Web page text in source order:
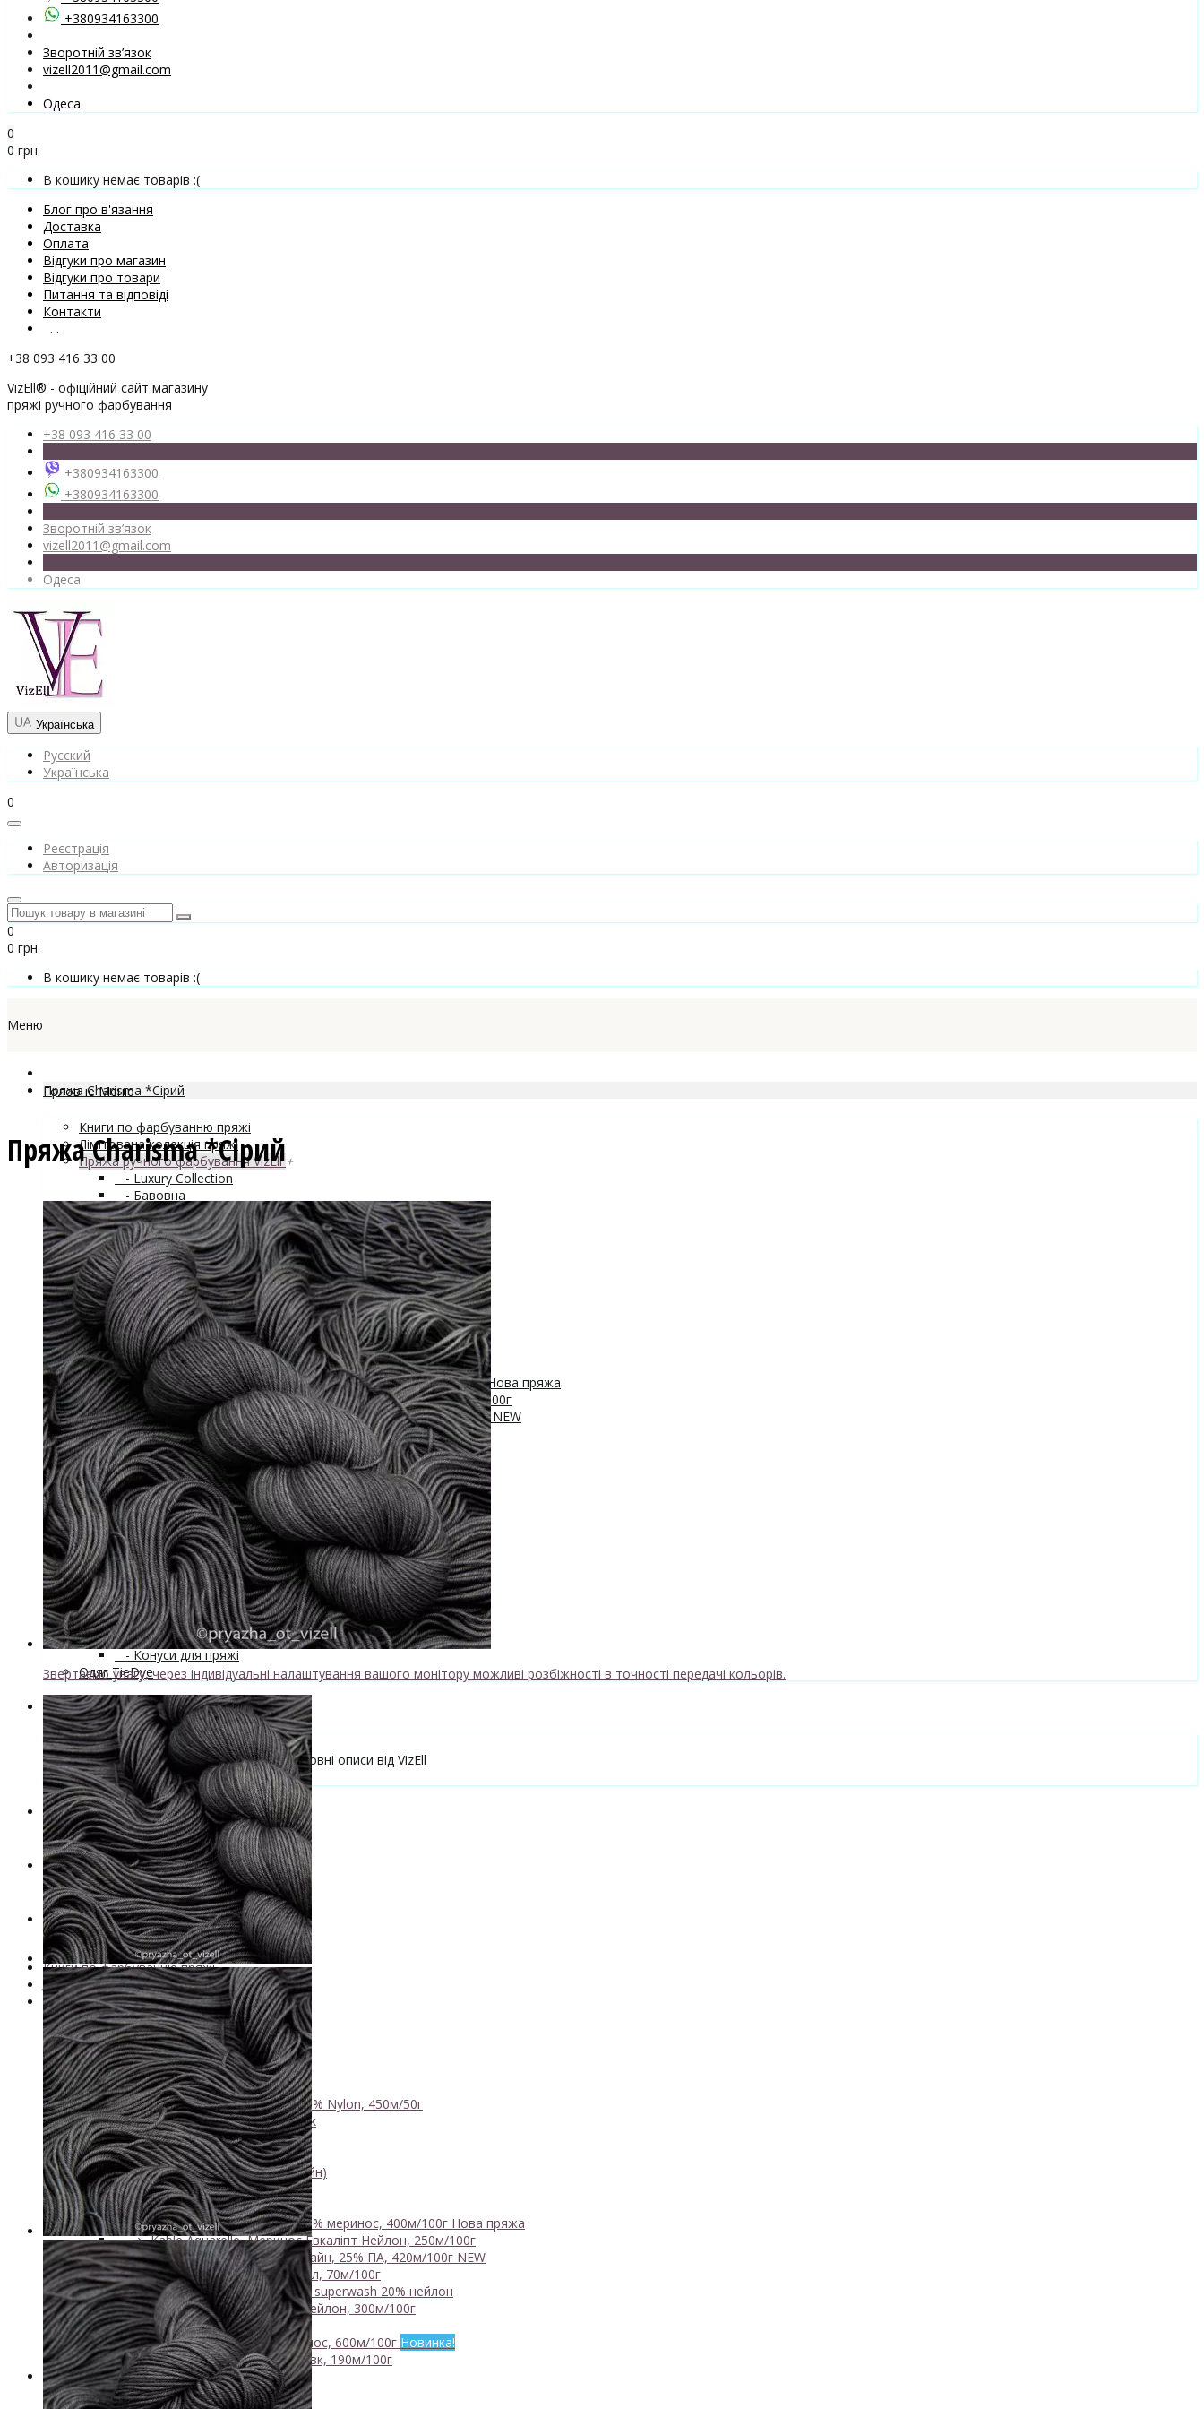
+380934163300
Зворотній зв’язок
vizell2011@gmail.com
Одеса
0
0 грн.
В кошику немає товарів :(
Блог про в'язання
Доставка
Оплата
Відгуки про магазин
Відгуки про товари
Питання та відповіді
Контакти
. . .
+38 093 416 33 00
VizEll® - офіційний сайт магазину
пряжі ручного фарбування
+38 093 416 33 00
+380934163300
+380934163300
Зворотній зв’язок
vizell2011@gmail.com
Одеса
Українська
Русский
Українська
0
Реєстрація
Авторизація
0
0 грн.
В кошику немає товарів :(
Меню
Головне Меню
Книги по фарбуванню пряжі
Лімітована колекція пряжі
Пряжа ручного фарбування VizEll+
- Luxury Collection
- Бавовна
- Вовна 100%
- Вовна ягняти
- Кід мохер, альпака +
↘ KidLace, 70% Kid Mohair 30% Nylon, 450м/50г
↘ KidSilk, Super Kid Mohair Silk
↘ Альпака
- Мериносова вовна+
↘ Bliss 350м/100г (екстрафайн)
↘ Mavka, 220м/100г
- Пряжа змішаного складу+
↘ Charisma, 10% кашемир 90% меринос, 400м/100гНова пряжа
↘ Kable Aquarelle, Меринос Евкаліпт Нейлон, 250м/100г
↘ Like, 75% меринос естрафайн, 25% ПА, 420м/100гNEW
↘ Nice, 50% Вовна 50% Акрил, 70м/100г
↘ Sock Tender, 80% меринос superwash 20% нейлон
↘ Sock, 75% Меринос 25% Нейлон, 300м/100г
- Шовк+
↘ Cleo, 50% шовк 50% меринос, 600м/100гНовинка!
↘ Бурет, 100% буретный шовк, 190м/100г
Бобінна пряжа+
- Альпака
- Кашемир
- Мериносова вовна
- Пряжа з кід мохером
Майстер-класи та описи в'язаних моделей
Інструменти та аксессуари+
- Конуси для пряжі
Одяг TieDye
Блог про в'язання
Безкоштовні описи моделей
Галерея в'язаних виробів та безкоштовні описи від VizEll
Поради та рекомендації
Знижки
Новинки
. . .
Книги по фарбуванню пряжі
Лімітована колекція пряжі
Пряжа ручного фарбування VizEll+
- Luxury Collection
- Бавовна
- Вовна 100%
- Вовна ягняти
- Кід мохер, альпака+
↘ KidLace, 70% Kid Mohair 30% Nylon, 450м/50г
↘ KidSilk, Super Kid Mohair Silk
↘ Альпака
- Мериносова вовна+
↘ Bliss 350м/100г (екстрафайн)
↘ Mavka, 220м/100г
- Пряжа змішаного складу+
↘ Charisma, 10% кашемир 90% меринос, 400м/100г Нова пряжа
↘ Kable Aquarelle, Меринос Евкаліпт Нейлон, 250м/100г
↘ Like, 75% меринос естрафайн, 25% ПА, 420м/100г NEW
↘ Nice, 50% Вовна 50% Акрил, 70м/100г
↘ Sock Tender, 80% меринос superwash 20% нейлон
↘ Sock, 75% Меринос 25% Нейлон, 300м/100г
- Шовк+
↘ Cleo, 50% шовк 50% меринос, 600м/100г Новинка!
↘ Бурет, 100% буретный шовк, 190м/100г
Бобінна пряжа+
- Альпака
Пряжа Charisma *Сірий
Пряжа Charisma *Сірий
Звертаємо увагу, через індивідуальні налаштування вашого монітору можливі розбіжності в точності передачі кольорів.